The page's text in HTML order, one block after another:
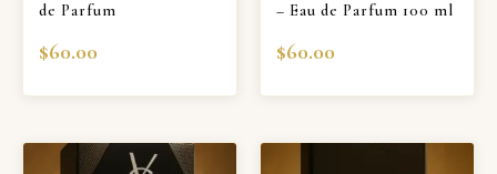
de Parfum
$60.00
– Eau de Parfum 100 ml
$60.00